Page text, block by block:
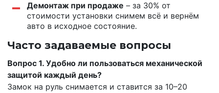
Демонтаж при продаже – за 30% от
стоимости установки снимем всё и вернём
авто в исходное состояние.
Часто задаваемые вопросы
Вопрос 1. Удобно ли пользоваться механической
защитой каждый день?
Замок на руль снимается и ставится за 10–20